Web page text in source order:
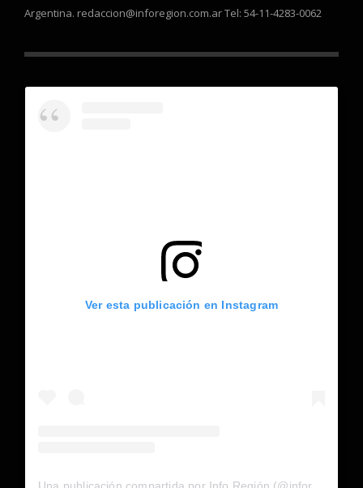
Argentina. redaccion@inforegion.com.ar Tel: 54-11-4283-0062
Ver esta publicación en Instagram